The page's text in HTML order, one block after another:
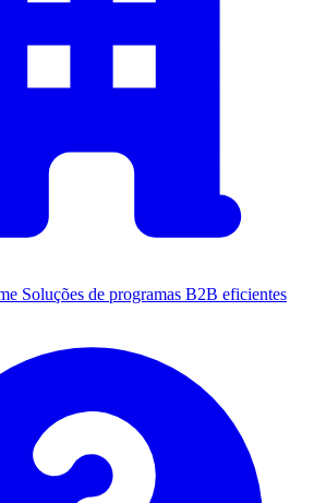
Soluções de programas B2B eficientes